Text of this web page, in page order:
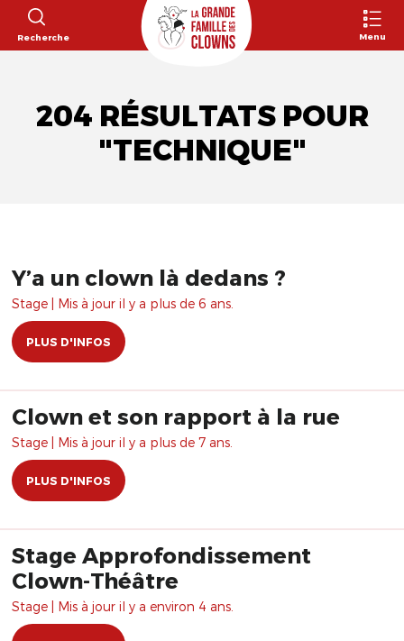
Recherche Menu
204 RÉSULTATS POUR
"TECHNIQUE"
Y’a un clown là dedans ?
Stage | Mis à jour il y a plus de 6 ans.
PLUS D'INFOS
Clown et son rapport à la rue
Stage | Mis à jour il y a plus de 7 ans.
PLUS D'INFOS
Stage Approfondissement
Clown-Théâtre
Stage | Mis à jour il y a environ 4 ans.